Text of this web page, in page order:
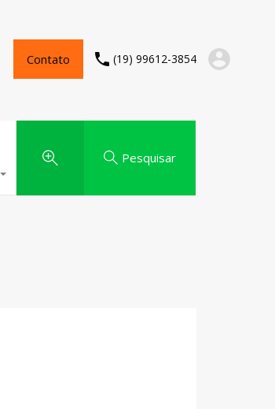
Contato (19) 99612-3854
Pesquisar